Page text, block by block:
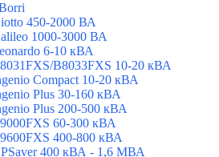
450-2000 ВА
1000-3000 ВА
6-10 кВА
B8033FXS 10-20 кВА
Compact 10-20 кВА
Plus 30-160 кВА
Plus 200-500 кВА
60-300 кВА
400-800 кВА
400 кВА - 1,6 МВА